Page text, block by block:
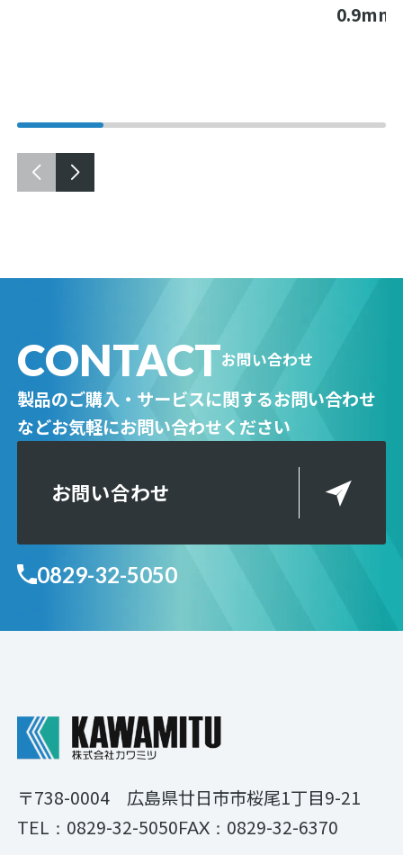
0.9mm
CONTACTお問い合わせ
製品のご購入・サービスに関するお問い合わせ
などお気軽にお問い合わせください
お問い合わせ
0829-32-5050
〒738-0004 広島県廿日市市桜尾1丁目9-21
TEL： 0829-32-5050FAX： 0829-32-6370